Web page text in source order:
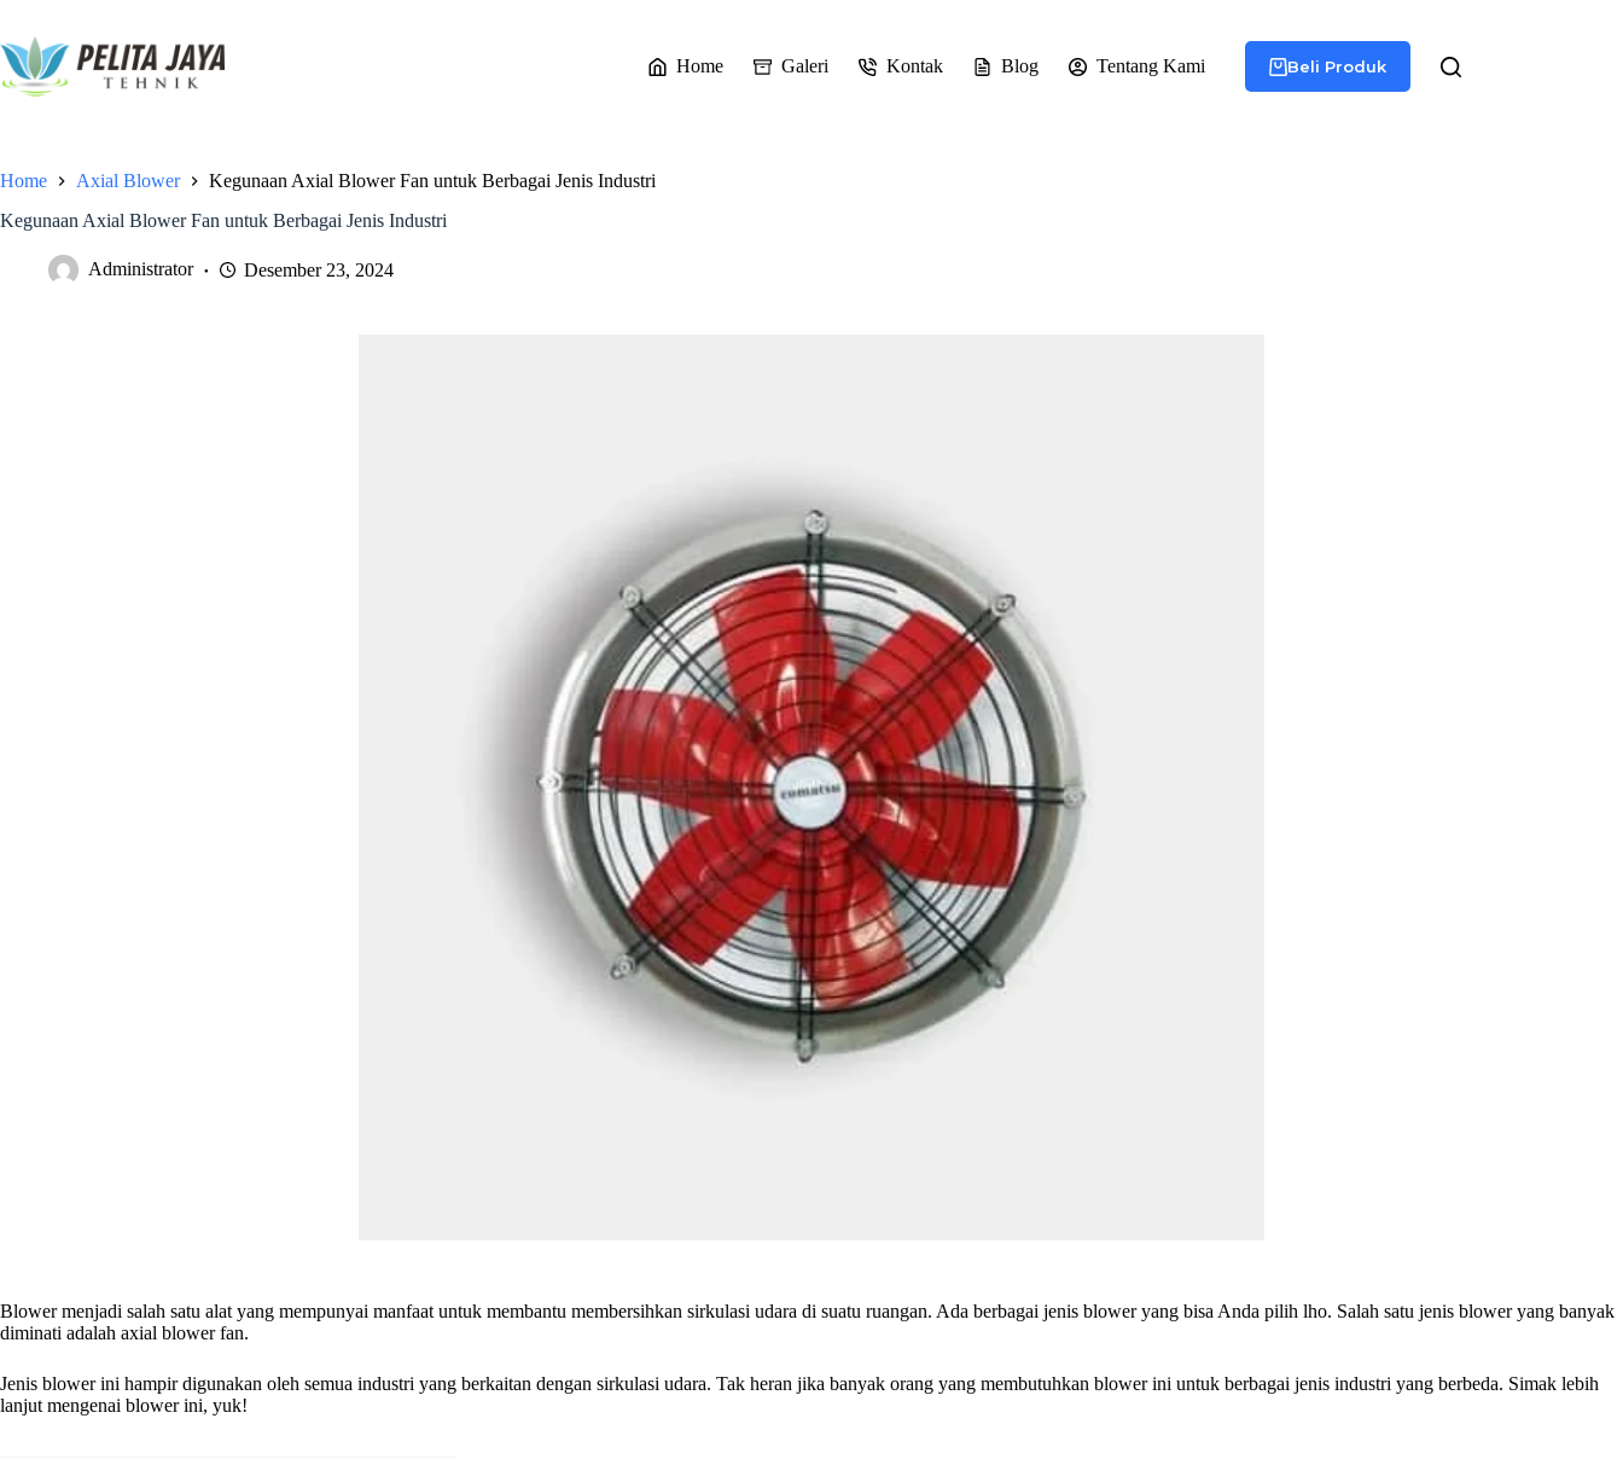
Home Galeri Kontak Blog Tentang Kami Beli Produk
Home Axial Blower
Kegunaan Axial Blower Fan untuk Berbagai Jenis Industri
Kegunaan Axial Blower Fan untuk Berbagai Jenis Industri
Administrator Desember 23, 2024
Blower menjadi salah satu alat yang mempunyai manfaat untuk membantu membersihkan sirkulasi udara di suatu ruangan. Ada berbagai jenis blower yang bisa Anda pilih lho. Salah satu jenis blower yang banyak
diminati adalah axial blower fan.
Jenis blower ini hampir digunakan oleh semua industri yang berkaitan dengan sirkulasi udara. Tak heran jika banyak orang yang membutuhkan blower ini untuk berbagai jenis industri yang berbeda. Simak lebih
lanjut mengenai blower ini, yuk!